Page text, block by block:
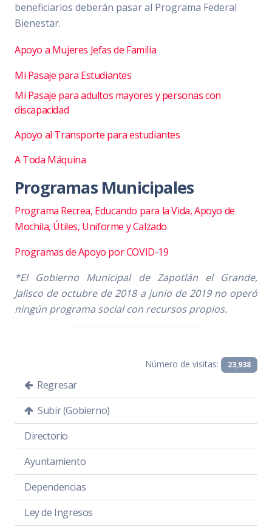
beneficiarios deberán pasar al Programa Federal
Bienestar.
Apoyo a Mujeres Jefas de Familia
Mi Pasaje para Estudiantes
Mi Pasaje para adultos mayores y personas con
discapacidad
Apoyo al Transporte para estudiantes
A Toda Máquina
Programas Municipales
Programa Recrea, Educando para la Vida, Apoyo de
Mochila, Útiles, Uniforme y Calzado
Programas de Apoyo por COVID-19
*El Gobierno Municipal de Zapotlán el Grande,
Jalisco de octubre de 2018 a junio de 2019 no operó
ningún programa social con recursos propios.
Número de visitas: 23,938
Regresar
Subir (Gobierno)
Directorio
Ayuntamiento
Dependencias
Ley de Ingresos